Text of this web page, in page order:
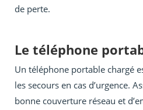
de perte.
Le téléphone
Un téléphone portable chargé
les secours en cas d’urgence.
bonne couverture réseau et